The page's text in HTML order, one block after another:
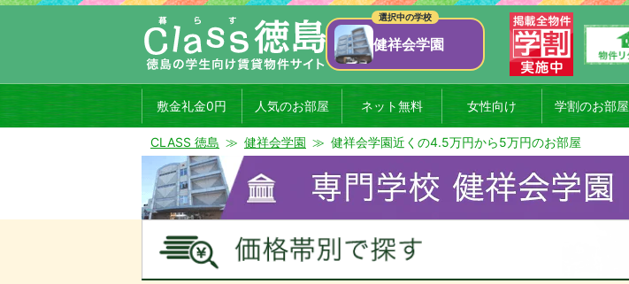
健祥会学園
敷金礼金0円 人気のお部屋 ネット無料 女性向け 学割のお部屋
CLASS 徳島 健祥会学園 健祥会学園近くの4.5万円から5万円のお部屋